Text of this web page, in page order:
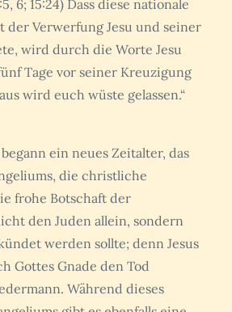
6; 15:24) Dass diese nationale
der Verwerfung Jesu und seiner
wird durch die Worte Jesu
Tage vor seiner Kreuzigung
wird euch wüste gelassen.“
ein neues Zeitalter, das
die christliche
frohe Botschaft der
den Juden allein, sondern
werden sollte; denn Jesus
Gottes Gnade den Tod
Während dieses